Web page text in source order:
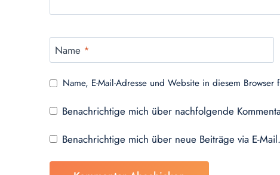
Name *
Name, E-Mail-Adresse und Website in diesem
Benachrichtige mich über nachfolgende
Benachrichtige mich über neue Beiträge via E-Mail.